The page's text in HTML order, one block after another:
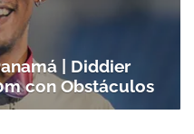
| Diddier
con Obstáculos